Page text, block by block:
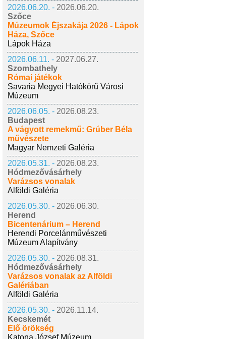
2026.06.20. - 2026.06.20.
Szőce
Múzeumok Éjszakája 2026 - Lápok
Háza, Szőce
Lápok Háza
2026.06.11. - 2027.06.27.
Szombathely
Római játékok
Savaria Megyei Hatókörű Városi
Múzeum
2026.06.05. - 2026.08.23.
Budapest
A vágyott remekmű: Grúber Béla
művészete
Magyar Nemzeti Galéria
2026.05.31. - 2026.08.23.
Hódmezővásárhely
Varázsos vonalak
Alföldi Galéria
2026.05.30. - 2026.06.30.
Herend
Bicentenárium – Herend
Herendi Porcelánművészeti
Múzeum Alapítvány
2026.05.30. - 2026.08.31.
Hódmezővásárhely
Varázsos vonalak az Alföldi
Galériában
Alföldi Galéria
2026.05.30. - 2026.11.14.
Kecskemét
Élő örökség
Katona József Múzeum